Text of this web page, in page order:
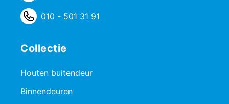
010 - 501 31 91
Collectie
Houten buitendeur
Binnendeuren